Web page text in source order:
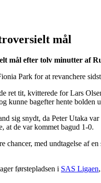
mål
mål efter tolv minutter af
Park for at revanchere
ret tit, kvitterede for Lars
kunne bagefter hente bolden
sig snydt, da Peter Utaka
at de var kommet bagud 1-0.
chancer, med undtagelse af
førstepladsen i SAS Ligaen